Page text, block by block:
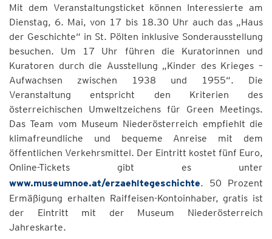
Mit dem Veranstaltungsticket können Interessierte am
Dienstag, 6. Mai, von 17 bis 18.30 Uhr auch das „Haus
der Geschichte“ in St. Pölten inklusive Sonderausstellung
besuchen. Um 17 Uhr führen die Kuratorinnen und
Kuratoren durch die Ausstellung „Kinder des Krieges –
Aufwachsen zwischen 1938 und 1955“. Die
Veranstaltung entspricht den Kriterien des
österreichischen Umweltzeichens für Green Meetings.
Das Team vom Museum Niederösterreich empfiehlt die
klimafreundliche und bequeme Anreise mit dem
öffentlichen Verkehrsmittel. Der Eintritt kostet fünf Euro,
Online-Tickets gibt es unter
www.museumnoe.at/erzaehltegeschichte. 50 Prozent
Ermäßigung erhalten Raiffeisen-Kontoinhaber, gratis ist
der Eintritt mit der Museum Niederösterreich
Jahreskarte.